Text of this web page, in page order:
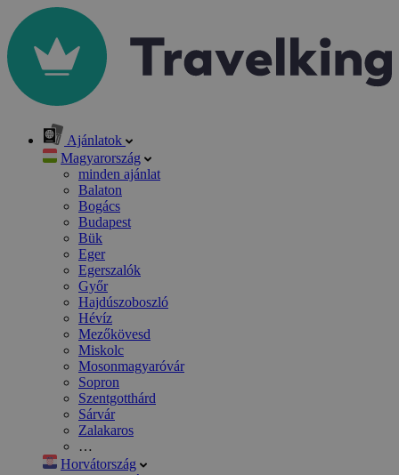
Ajánlatok
Magyarország
minden ajánlat
Balaton
Bogács
Budapest
Bük
Eger
Egerszalók
Győr
Hajdúszoboszló
Hévíz
Mezőkövesd
Miskolc
Mosonmagyaróvár
Sopron
Szentgotthárd
Sárvár
Zalakaros
…
Horvátország